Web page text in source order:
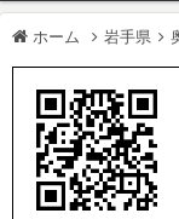
ホーム 岩手県